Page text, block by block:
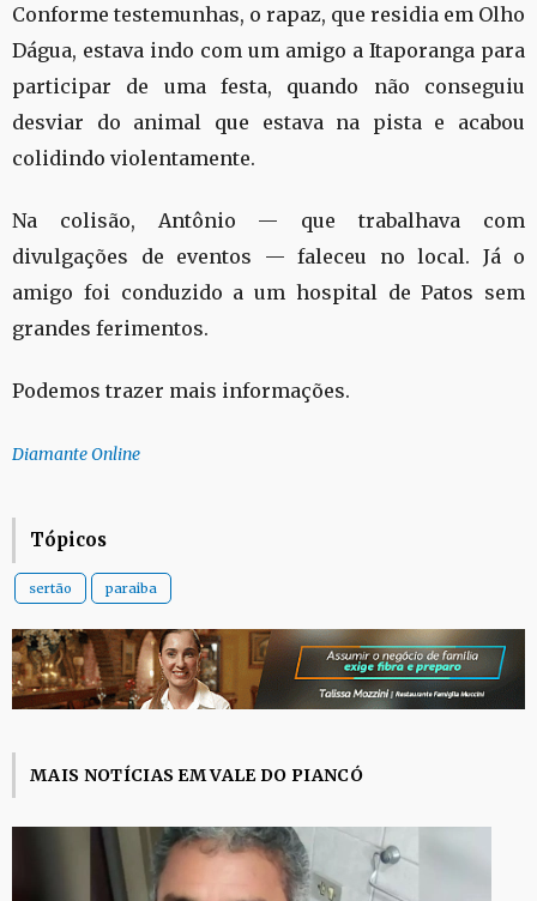
Conforme testemunhas, o rapaz, que residia em Olho
Dágua, estava indo com um amigo a Itaporanga para
participar de uma festa, quando não conseguiu
desviar do animal que estava na pista e acabou
colidindo violentamente.
Na colisão, Antônio — que trabalhava com
divulgações de eventos — faleceu no local. Já o
amigo foi conduzido a um hospital de Patos sem
grandes ferimentos.
Podemos trazer mais informações.
Diamante Online
Tópicos
sertão paraiba
MAIS NOTÍCIAS EM VALE DO PIANCÓ